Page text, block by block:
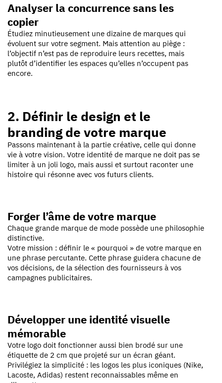
Analyser la concurrence sans les
copier
Étudiez minutieusement une dizaine de marques qui
évoluent sur votre segment. Mais attention au piège :
l’objectif n’est pas de reproduire leurs recettes, mais
plutôt d’identifier les espaces qu’elles n’occupent pas
encore.
2. Définir le design et le
branding de votre marque
Passons maintenant à la partie créative, celle qui donne
vie à votre vision. Votre identité de marque ne doit pas se
limiter à un joli logo, mais aussi et surtout raconter une
histoire qui résonne avec vos futurs clients.
Forger l’âme de votre marque
Chaque grande marque de mode possède une philosophie
distinctive.
Votre mission : définir le « pourquoi » de votre marque en
une phrase percutante. Cette phrase guidera chacune de
vos décisions, de la sélection des fournisseurs à vos
campagnes publicitaires.
Développer une identité visuelle
mémorable
Votre logo doit fonctionner aussi bien brodé sur une
étiquette de 2 cm que projeté sur un écran géant.
Privilégiez la simplicité : les logos les plus iconiques (Nike,
Lacoste, Adidas) restent reconnaissables même en